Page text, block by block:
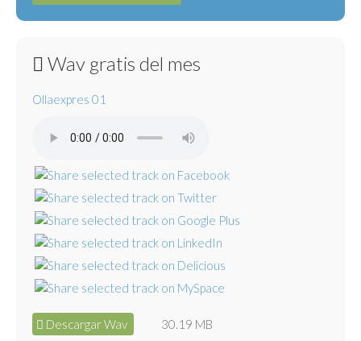
Wav gratis del mes
Ollaexpres 01
Descargar Wav 30.19 MB